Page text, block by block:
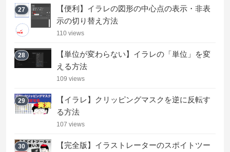
27
【便利】イラレの図形の中心点の表示・非表
示の切り替え方法
110 views
28
【単位が変わらない】イラレの「単位」を変
える方法
109 views
29
【イラレ】クリッピングマスクを逆に反転す
る方法
107 views
30
【完全版】イラストレーターのスポイトツー